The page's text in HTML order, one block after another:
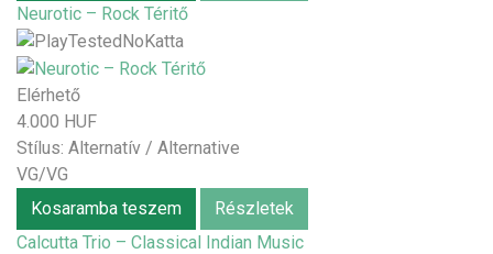
Neurotic – Rock Téritő
Elérhető
4.000 HUF
Stílus: Alternatív / Alternative
VG/VG
Kosaramba teszem
Részletek
Calcutta Trio – Classical Indian Music